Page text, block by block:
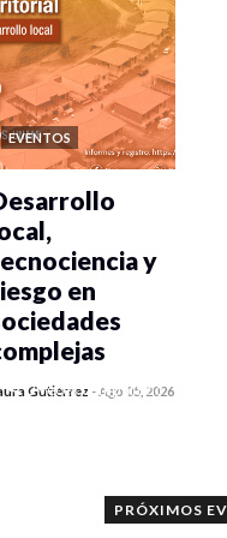
EVENTOS
0 veces compartido
y
en
Gutiérrez -Ago 05, 2026
PRÓXIMOS